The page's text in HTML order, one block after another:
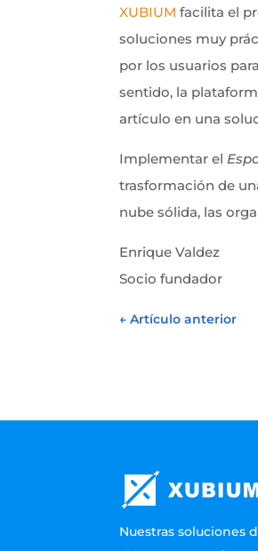
XUBIUM facilita el
soluciones muy
por los usuarios
sentido, la
artículo en una
Implementar el
trasformación de
nube sólida, las
Enrique Valdez
Socio fundador
←Artículo anterior
Nuestras soluciones